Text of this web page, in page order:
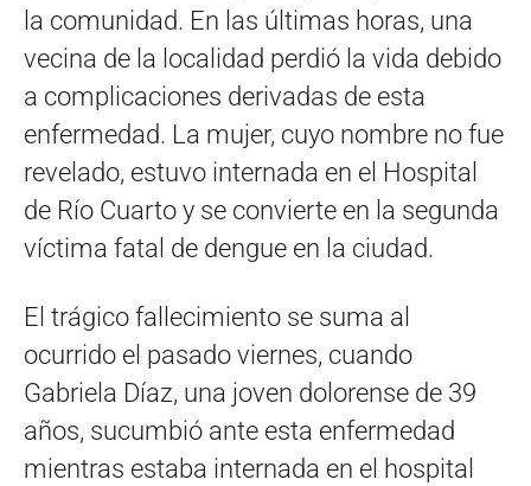
la comunidad. En las últimas horas, una
vecina de la localidad perdió la vida debido
a complicaciones derivadas de esta
enfermedad. La mujer, cuyo nombre no fue
revelado, estuvo internada en el Hospital
de Río Cuarto y se convierte en la segunda
víctima fatal de dengue en la ciudad.
El trágico fallecimiento se suma al
ocurrido el pasado viernes, cuando
Gabriela Díaz, una joven dolorense de 39
años, sucumbió ante esta enfermedad
mientras estaba internada en el hospital